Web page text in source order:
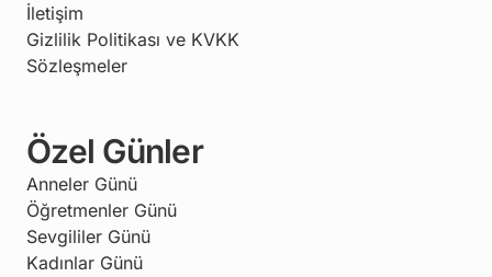
İletişim
Gizlilik Politikası ve KVKK
Sözleşmeler
Özel Günler
Anneler Günü
Öğretmenler Günü
Sevgililer Günü
Kadınlar Günü